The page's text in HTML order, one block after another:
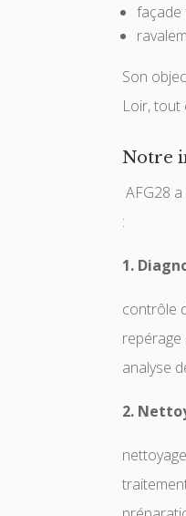
façade
Son
Loir, tout
Notre
AFG28
:
1.
contrôle
analyse
2.